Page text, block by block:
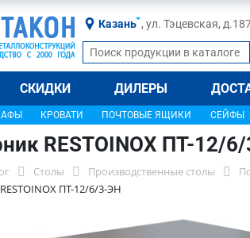
Казань , ул. Тэцевская,
СКИДКИ ДИЛЕРЫ
КРОВАТИ ПОЧТОВЫЕ ЯЩИКИ СЕЙФЫ
RESTOINOX ПТ-12/
Столы Производственные столы
ПТ-12/6/3-ЭН